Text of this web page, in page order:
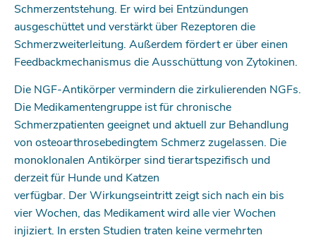
Schmerzentstehung. Er wird bei Entzündungen
ausgeschüttet und verstärkt über Rezeptoren die
Schmerz­weiterleitung. Außerdem fördert er über einen
Feedbackmechanismus die Ausschüttung von Zytokinen.
Die NGF-Antikörper vermindern die zirkulierenden NGFs.
Die Medikamentengruppe ist für chronische
Schmerzpatienten geeignet und aktuell zur Behandlung
von osteoarthrose­bedingtem Schmerz zugelassen. Die
monoklonalen Antikörper sind tierartspezifisch und
derzeit für Hunde und Katzen
verfügbar. Der Wirkungseintritt zeigt sich nach ein bis
vier Wochen, das Medikament wird alle vier Wochen
injiziert. In ersten Studien traten ­keine vermehrten